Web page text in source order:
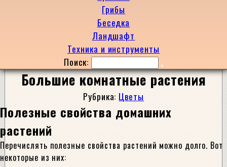
Грибы
Беседка
Ландшафт
Техника и инструменты
Поиск:
Большие комнатные растения
Рубрика: Цветы
Полезные свойства домашних
растений
Перечислять полезные свойства растений можно долго. Вот
некоторые из них: